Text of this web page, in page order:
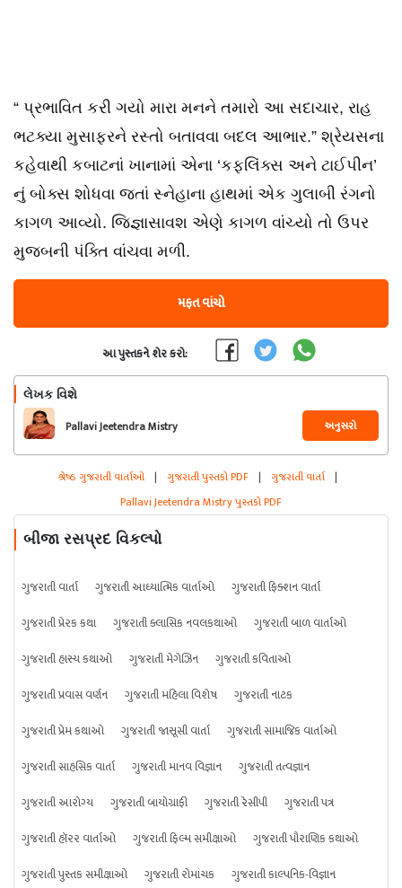
“ પ્રભાવિત કરી ગયો મારા મનને તમારો આ સદાચાર, રાહ
ભટક્યા મુસાફરને રસ્તો બતાવવા બદલ આભાર.” શ્રેયસના
કહેવાથી કબાટનાં ખાનામાં એના ‘કફલિંક્સ અને ટાઈપીન’
નું બોક્સ શોધવા જતાં સ્નેહાના હાથમાં એક ગુલાબી રંગનો
કાગળ આવ્યો. જિજ્ઞાસાવશ એણે કાગળ વાંચ્યો તો ઉપર
મુજબની પંક્તિ વાંચવા મળી.
મફત વાંચો
આ પુસ્તકને શેર કરો:
લેખક વિશે
Pallavi Jeetendra Mistry અનુસરો
શ્રેષ્ઠ ગુજરાતી વાર્તાઓ | ગુજરાતી પુસ્તકો PDF | ગુજરાતી વાર્તા |
Pallavi Jeetendra Mistry પુસ્તકો PDF
બીજા રસપ્રદ વિકલ્પો
ગુજરાતી વાર્તા ગુજરાતી આધ્યાત્મિક વાર્તાઓ
ગુજરાતી ફિક્શન વાર્તા
ગુજરાતી પ્રેરક કથા
ગુજરાતી ક્લાસિક નવલકથાઓ
ગુજરાતી બાળ વાર્તાઓ
ગુજરાતી હાસ્ય કથાઓ
ગુજરાતી મેગેઝિન
ગુજરાતી કવિતાઓ
ગુજરાતી પ્રવાસ વર્ણન
ગુજરાતી મહિલા વિશેષ
ગુજરાતી નાટક
ગુજરાતી પ્રેમ કથાઓ
ગુજરાતી જાસૂસી વાર્તા
ગુજરાતી સામાજિક વાર્તાઓ
ગુજરાતી સાહસિક વાર્તા
ગુજરાતી માનવ વિજ્ઞાન
ગુજરાતી તત્વજ્ઞાન
ગુજરાતી આરોગ્ય
ગુજરાતી બાયોગ્રાફી ગુજરાતી રેસીપી
ગુજરાતી પત્ર
ગુજરાતી હૉરર વાર્તાઓ
ગુજરાતી ફિલ્મ સમીક્ષાઓ
ગુજરાતી પૌરાણિક કથાઓ
ગુજરાતી પુસ્તક સમીક્ષાઓ
ગુજરાતી રોમાંચક ગુજરાતી કાલ્પનિક-વિજ્ઞાન